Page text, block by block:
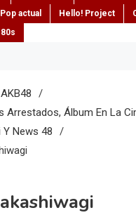
actual Hello! Project
AKB48
Arrestados, Álbum En La
Y News 48